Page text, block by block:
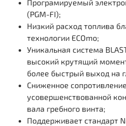
Програмируемый
(PGM-FI);
Низкий расход топлива
технологии ECOmo;
Уникальная система
высокий крутящий
более быстрый выход на
Сниженное
усовершенствованной
вала гребного винта;
Поддерживает стандарт